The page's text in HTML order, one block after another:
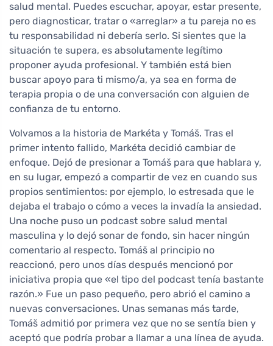
salud mental. Puedes escuchar, apoyar, estar presente,
pero diagnosticar, tratar o «arreglar» a tu pareja no es
tu responsabilidad ni debería serlo. Si sientes que la
situación te supera, es absolutamente legítimo
proponer ayuda profesional. Y también está bien
buscar apoyo para ti mismo/a, ya sea en forma de
terapia propia o de una conversación con alguien de
confianza de tu entorno.
Volvamos a la historia de Markéta y Tomáš. Tras el
primer intento fallido, Markéta decidió cambiar de
enfoque. Dejó de presionar a Tomáš para que hablara y,
en su lugar, empezó a compartir de vez en cuando sus
propios sentimientos: por ejemplo, lo estresada que le
dejaba el trabajo o cómo a veces la invadía la ansiedad.
Una noche puso un podcast sobre salud mental
masculina y lo dejó sonar de fondo, sin hacer ningún
comentario al respecto. Tomáš al principio no
reaccionó, pero unos días después mencionó por
iniciativa propia que «el tipo del podcast tenía bastante
razón.» Fue un paso pequeño, pero abrió el camino a
nuevas conversaciones. Unas semanas más tarde,
Tomáš admitió por primera vez que no se sentía bien y
aceptó que podría probar a llamar a una línea de ayuda.